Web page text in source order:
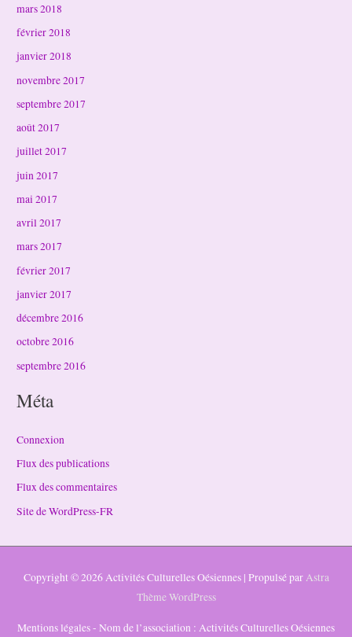
mars 2018
février 2018
janvier 2018
novembre 2017
septembre 2017
août 2017
juillet 2017
juin 2017
mai 2017
avril 2017
mars 2017
février 2017
janvier 2017
décembre 2016
octobre 2016
septembre 2016
Méta
Connexion
Flux des publications
Flux des commentaires
Site de WordPress-FR
Copyright © 2026Activités Culturelles Oésiennes | Propulsé parAstra
Thème WordPress
Mentions légales - Nom de l’association : Activités Culturelles Oésiennes